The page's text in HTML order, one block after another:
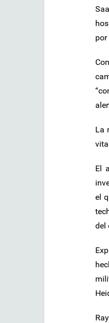
La
El
el
del